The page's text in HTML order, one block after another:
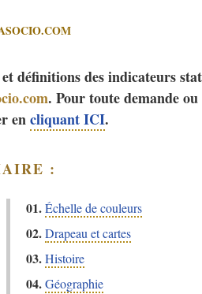
et définitions des indicateurs
. Pour toute demande
encliquant ICI.
:
01.Échelle de couleurs
02.Drapeau et cartes
03.Histoire
04.Géographie